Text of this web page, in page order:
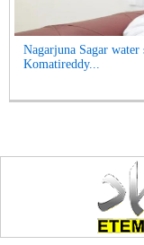
Nagarjuna Sagar
Komatireddy...